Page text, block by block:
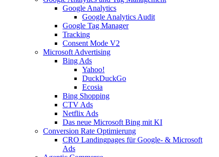
Google Analytics
Google Analytics Audit
Google Tag Manager
Tracking
Consent Mode V2
Microsoft Advertising
Bing Ads
Yahoo!
DuckDuckGo
Ecosia
Bing Shopping
CTV Ads
Netflix Ads
Das neue Microsoft Bing mit KI
Conversion Rate Optimierung
CRO Landingpages für Google- & Microsoft
Ads